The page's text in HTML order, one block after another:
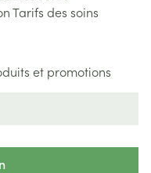
Tarifs des soins
et promotions